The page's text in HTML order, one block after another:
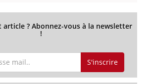
article ? Abonnez-vous à la newsletter
!
S'inscrire